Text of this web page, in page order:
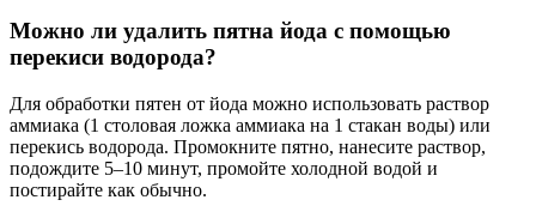
Можно ли удалить пятна йода с помощью
перекиси водорода?
Для обработки пятен от йода можно использовать раствор
аммиака (1 столовая ложка аммиака на 1 стакан воды) или
перекись водорода. Промокните пятно, нанесите раствор,
подождите 5–10 минут, промойте холодной водой и
постирайте как обычно.